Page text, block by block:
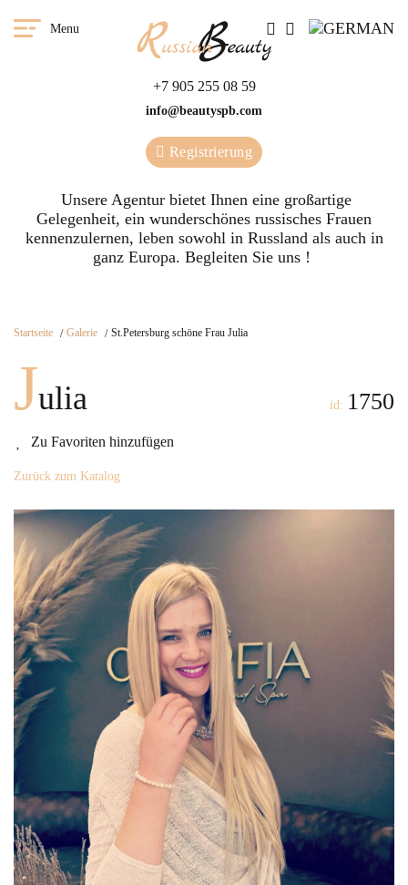
Menu
+7 905 255 08 59
info@beautyspb.com
Registrierung
Unsere Agentur bietet Ihnen eine großartige
Gelegenheit, ein wunderschönes russisches Frauen
kennenzulernen, leben sowohl in Russland als auch in
ganz Europa. Begleiten Sie uns !
Startseite Galerie St.Petersburg schöne Frau Julia
Julia
Zu Favoriten hinzufügen
id: 1750
Zurück zum Katalog